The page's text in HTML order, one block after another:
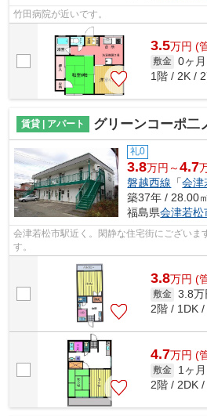
竹田病院が近いです。
3.5万円 (
敷金 0ヶ月
1階 / 2K /
賃貸 | アパート グリーンコーポ二
礼0
3.8万円～4.7
磐越西線 「会津
築37年 / 28.00
福島県会津若松
会津若松市駅近く。閑静な住宅街にございま
す。
3.8万円 (
敷金 3.8万
2階 / 1DK /
4.7万円 (
敷金 1ヶ月
2階 / 2DK /